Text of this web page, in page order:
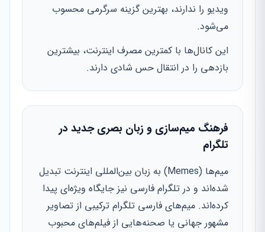
ویدیو را ندارند، بهترین گزینه سرگرمی محسوب
می‌شود.
این کانال‌ها با کمترین مصرف اینترنت، بیشترین
بازدهی را در انتقال حس شادی دارند.
فرهنگ میم‌سازی و زبان بصری جدید در
تلگرام
میم‌ها (Memes) به زبان بین‌المللی اینترنت تبدیل
شده‌اند و در تلگرام فارسی نیز جایگاه ویژه‌ای پیدا
کرده‌اند. میم‌های فارسی تلگرام ترکیبی از تصاویر
مشهور جهانی یا صحنه‌هایی از فیلم‌های محبوب